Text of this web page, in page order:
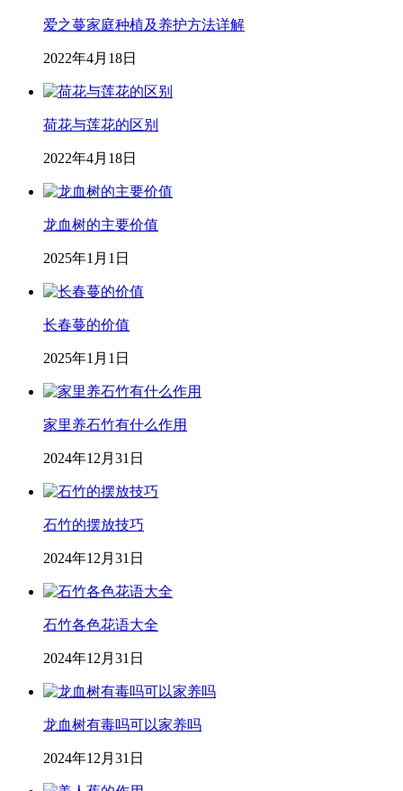
爱之蔓家庭种植及养护方法详解
2022年4月18日
荷花与莲花的区别
2022年4月18日
龙血树的主要价值
2025年1月1日
长春蔓的价值
2025年1月1日
家里养石竹有什么作用
2024年12月31日
石竹的摆放技巧
2024年12月31日
石竹各色花语大全
2024年12月31日
龙血树有毒吗可以家养吗
2024年12月31日